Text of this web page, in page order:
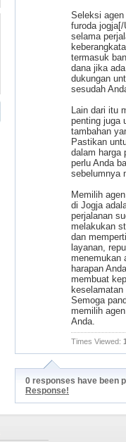
Seleksi
furoda
selama
termasuk
dana jika
dukungan
sesudah
Lain dari itu
penting juga
tambahan
Pastikan
dalam harga
perlu Anda
sebelumnya
Memilih
di Jogja
perjalanan
melakukan
dan
layanan,
menemukan
harapan
membuat
Semoga
memilih
Anda.
Times Viewed:
0 responses have been
Response!